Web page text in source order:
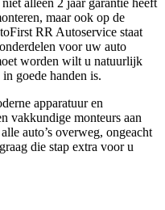
maar ook op de
RR Autoservice staat
voor uw auto
worden wilt u natuurlijk
goede handen is.
apparatuur en
vakkundige monteurs aan
auto’s overweg, ongeacht
die stap extra voor u